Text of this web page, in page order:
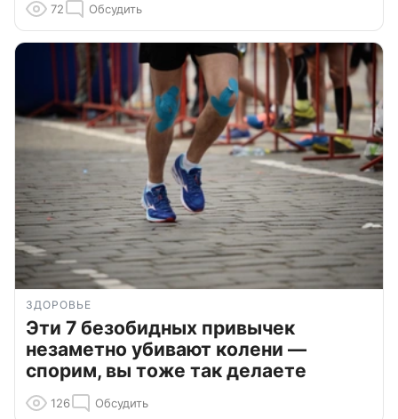
72 Обсудить
ЗДОРОВЬЕ
Эти 7 безобидных привычек
незаметно убивают колени —
спорим, вы тоже так делаете
126 Обсудить